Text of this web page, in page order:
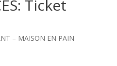
Ticket
– MAISON EN PAIN